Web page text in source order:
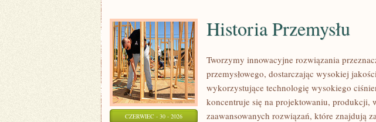
CZERWIEC - 30 - 2026
Historia Przemysłu
Tworzymy innowacyjne rozwiązania
przemysłowego, dostarczając wysokiej
wykorzystujące technologię wysokiego
koncentruje się na projektowaniu, produkcji,
zaawansowanych rozwiązań, które znajdują